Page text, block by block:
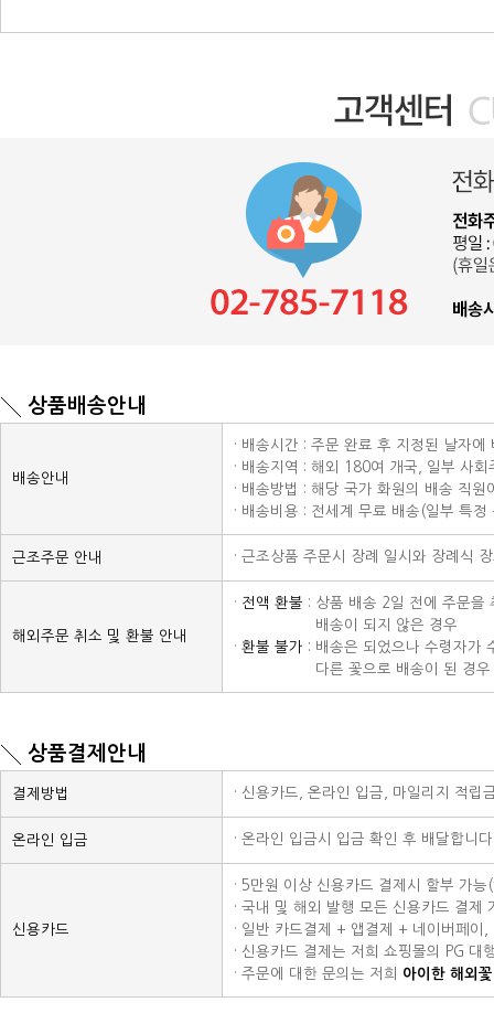
상품배송안내
배송안내
· 배송시간 : 주문 완료 후 지정된 날자에
· 배송지역 : 해외 180여 개국, 일부 사회
· 배송방법 : 해당 국가 화원의 배송 직원
· 배송비용 : 전세계 무료 배송(일부 특
근조주문 안내 · 근조상품 주문시 장례 일시와 장례식
해외주문 취소 및 환불 안내
· 전액 환불 : 상품 배송 2일 전에 주문을
배송이 되지 않은 경우
· 환불 불가 : 배송은 되었으나 수령자가
다른 꽃으로 배송이 된 경
상품결제안내
결제방법 · 신용카드, 온라인 입금, 마일리지 적
온라인 입금 · 온라인 입금시 입금 확인 후 배달합니
신용카드
· 5만원 이상 신용카드 결제시 할부 가
· 국내 및 해외 발행 모든 신용카드 결제
· 일반 카드결제 + 앱결제 + 네이버페이
· 신용카드 결제는 저희 쇼핑몰의 PG 대
· 주문에 대한 문의는 저희 아이한 해외